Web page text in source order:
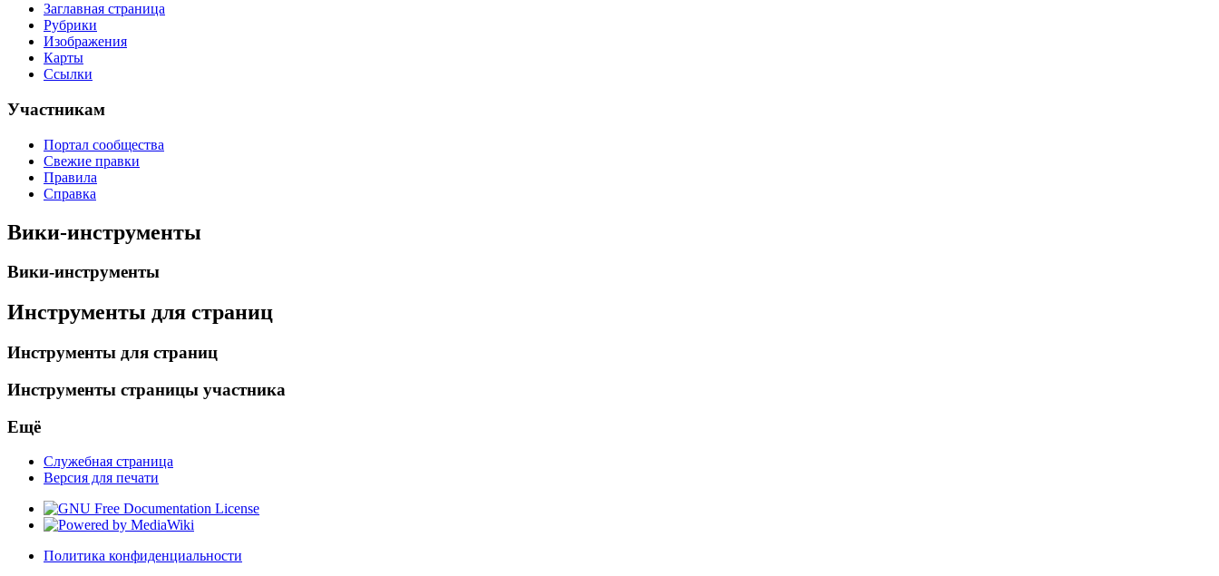
Заглавная страница
Рубрики
Изображения
Карты
Ссылки
Участникам
Портал сообщества
Свежие правки
Правила
Справка
Вики-инструменты
Вики-инструменты
Инструменты для страниц
Инструменты для страниц
Инструменты страницы участника
Ещё
Служебная страница
Версия для печати
Политика конфиденциальности